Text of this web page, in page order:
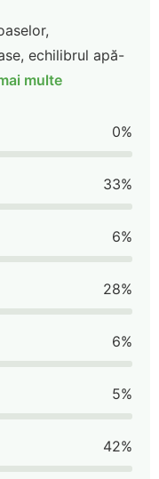
echilibrul apă-
multe
0%
33%
6%
28%
6%
5%
42%